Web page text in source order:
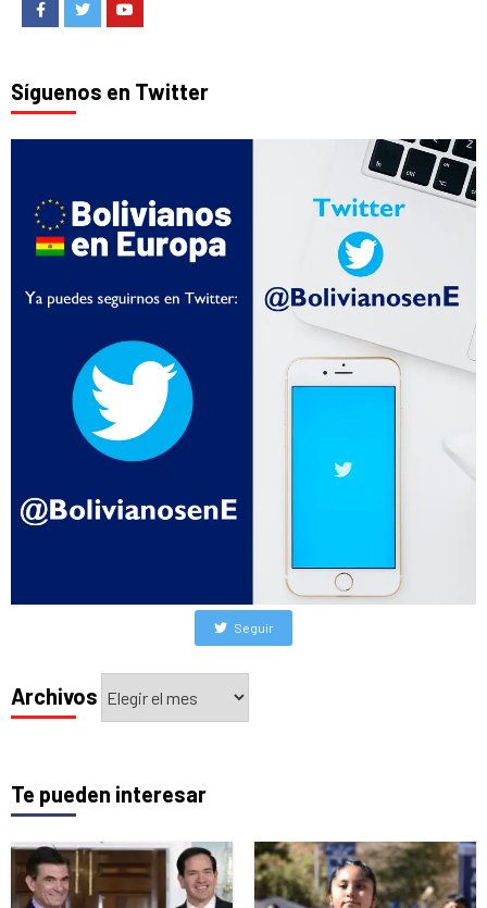
FacebookTwitter
Síguenos en Twitter
Seguir
Archivos
Archivos
Te pueden interesar